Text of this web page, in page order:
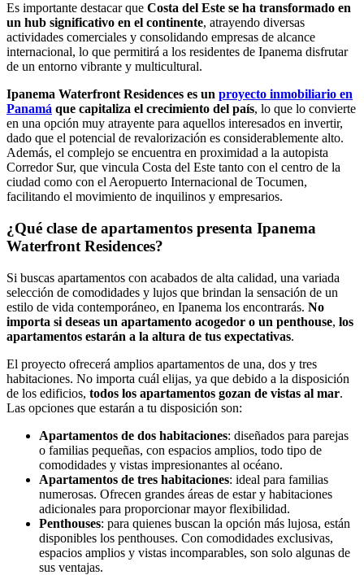
Es importante destacar que Costa del Este se ha transformado en
un hub significativo en el continente, atrayendo diversas
actividades comerciales y consolidando empresas de alcance
internacional, lo que permitirá a los residentes de Ipanema disfrutar
de un entorno vibrante y multicultural.
Ipanema Waterfront Residences es un proyecto inmobiliario en
Panamá que capitaliza el crecimiento del país, lo que lo convierte
en una opción muy atrayente para aquellos interesados en invertir,
dado que el potencial de revalorización es considerablemente alto.
Además, el complejo se encuentra en proximidad a la autopista
Corredor Sur, que vincula Costa del Este tanto con el centro de la
ciudad como con el Aeropuerto Internacional de Tocumen,
facilitando el movimiento de inquilinos y empresarios.
¿Qué clase de apartamentos presenta Ipanema
Waterfront Residences?
Si buscas apartamentos con acabados de alta calidad, una variada
selección de comodidades y lujos que brindan la sensación de un
estilo de vida contemporáneo, en Ipanema los encontrarás. No
importa si deseas un apartamento acogedor o un penthouse, los
apartamentos estarán a la altura de tus expectativas.
El proyecto ofrecerá amplios apartamentos de una, dos y tres
habitaciones. No importa cuál elijas, ya que debido a la disposición
de los edificios, todos los apartamentos gozan de vistas al mar.
Las opciones que estarán a tu disposición son:
Apartamentos de dos habitaciones: diseñados para parejas
o familias pequeñas, con espacios amplios, todo tipo de
comodidades y vistas impresionantes al océano.
Apartamentos de tres habitaciones: ideal para familias
numerosas. Ofrecen grandes áreas de estar y habitaciones
adicionales para proporcionar mayor flexibilidad.
Penthouses: para quienes buscan la opción más lujosa, están
disponibles los penthouses. Con comodidades exclusivas,
espacios amplios y vistas incomparables, son solo algunas de
sus ventajas.